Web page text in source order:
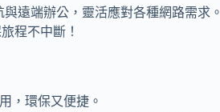
遠端辦公，靈活應對各種網路需求。
程不中斷！
，環保又便捷。